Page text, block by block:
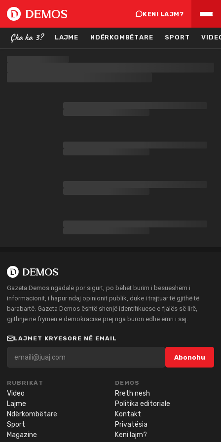
KENI LAJM?
Çka ka 3? LAJME NDËRKOMBËTARE SPORT
Gazeta Demos ngadalë por sigurt, po bëhet burim i besueshëm i
informacionit, i hapur ndaj opinionit publik, duke i trajtuar të gjithë të
barabartë. Gazeta Demos është shenjë identifikuese e fjalës së lirë,
gjithnjë në frymën e demokracisë prej nga buron edhe emri i saj.
LAJMET KRYESORE NË EMAIL
Abonohu
RUBRIKAT
Video
Lajme
Ndërkombëtare
Sport
Magazine
DEMOS
Rreth nesh
Politika editoriale
Kontakt
Privatësia
Keni lajm?